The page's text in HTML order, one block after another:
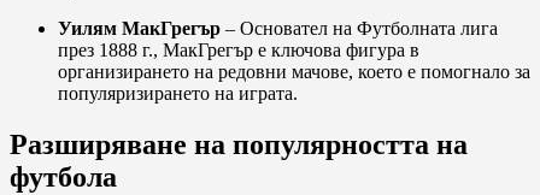
Уилям МакГрегър – Основател на Футболната лига
през 1888 г., МакГрегър е ключова фигура в
организирането на редовни мачове, което е помогнало за
популяризирането на играта.
Разширяване на популярността на
футбола